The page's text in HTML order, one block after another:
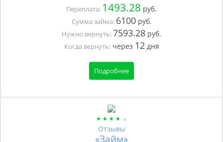
Переплата: 1493.28 руб.
Сумма займа: 6100руб.
Нужно вернуть:7593.28 руб.
Когда вернуть:через 12дня
Подробнее
Отзывы
«Займ»